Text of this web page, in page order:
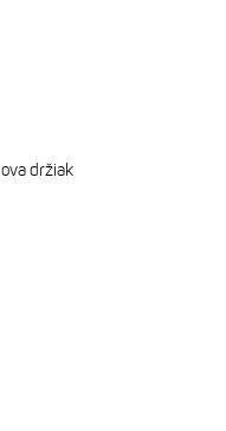
držiak